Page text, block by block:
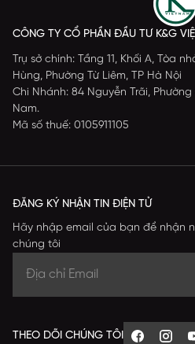
CÔNG TY CỔ PHẦN ĐẦU TƯ K&G
Trụ sở chính: Tầng 11, Khối A, Tòa
Hùng, Phường Từ Liêm, TP Hà Nội
Chi Nhánh: 84 Nguyễn Trãi,
Nam.
Mã số thuế: 0105911105
ĐĂNG KÝ NHẬN TIN ĐIỆN TỬ
Hãy nhập email của bạn để nhận
chúng tôi
THEO DÕI CHÚNG TÔI